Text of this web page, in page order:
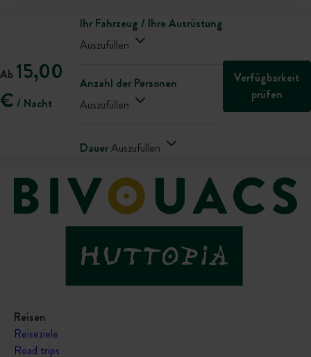
Ab 15,00
€ / Nacht
Ihr Fahrzeug / Ihre Ausrüstung
Auszufüllen
Anzahl der Personen
Auszufüllen
DauerAuszufüllen
Verfügbarkeit
prüfen
Reisen
Reiseziele
Road trips